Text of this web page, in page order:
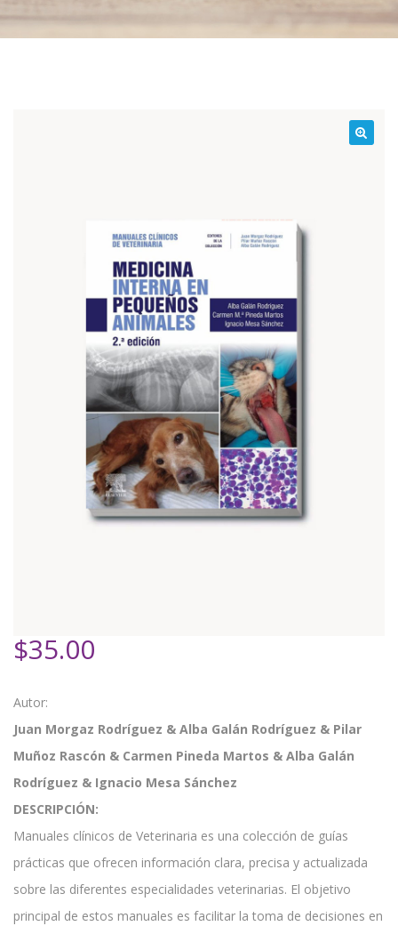
$35.00
Autor:
Juan Morgaz Rodríguez & Alba Galán Rodríguez & Pilar
Muñoz Rascón & Carmen Pineda Martos & Alba Galán
Rodríguez & Ignacio Mesa Sánchez
DESCRIPCIÓN:
Manuales clínicos de Veterinaria es una colección de guías
prácticas que ofrecen información clara, precisa y actualizada
sobre las diferentes especialidades veterinarias. El objetivo
principal de estos manuales es facilitar la toma de decisiones en